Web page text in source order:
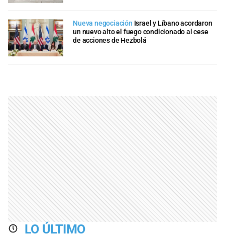
Nueva negociación Israel y Líbano acordaron
un nuevo alto el fuego condicionado al cese
de acciones de Hezbolá
LO ÚLTIMO